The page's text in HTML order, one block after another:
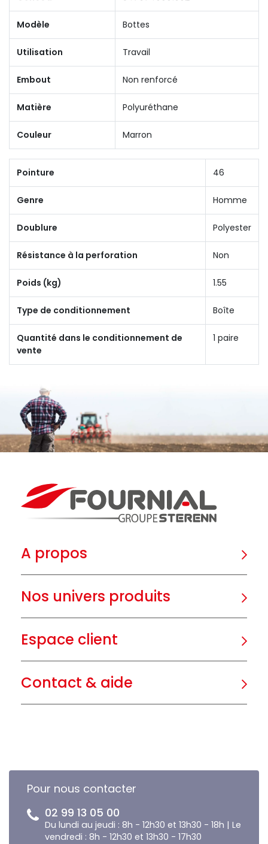
Modèle Bottes
Utilisation Travail
Embout Non renforcé
Matière Polyuréthane
Couleur Marron
Pointure 46
Genre Homme
Doublure Polyester
Résistance à la perforation Non
Poids (kg) 1.55
Type de conditionnement Boîte
Quantité dans le conditionnement de
vente
1 paire
A propos
Nos univers produits
Espace client
Contact & aide
Pour nous contacter
02 99 13 05 00
Du lundi au jeudi : 8h - 12h30 et 13h30 - 18h | Le
vendredi : 8h - 12h30 et 13h30 - 17h30